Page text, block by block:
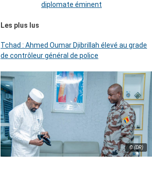
diplomate éminent
Les plus lus
Tchad : Ahmed Oumar Djibrillah élevé au grade
de contrôleur général de police
© (DR)